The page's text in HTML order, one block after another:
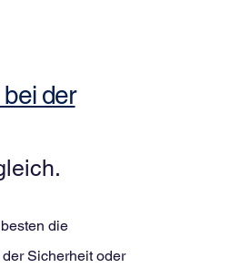
der
die
Sicherheit oder